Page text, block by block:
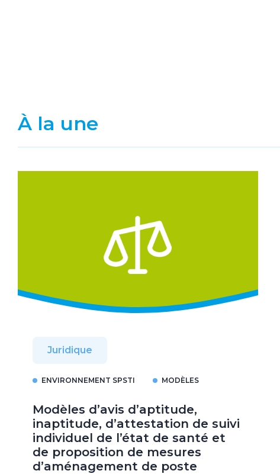
À la une
Juridique
ENVIRONNEMENT SPSTI MODÈLES
Modèles d’avis d’aptitude,
inaptitude, d’attestation de suivi
individuel de l’état de santé et
de proposition de mesures
d’aménagement de poste